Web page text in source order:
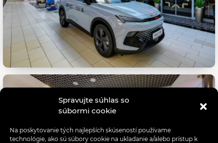
Spravujte súhlas so
súbormi cookie
Na poskytovanie tých najlepších skúseností používame
technológie, ako sú súbory cookie na ukladanie a/alebo prístup k